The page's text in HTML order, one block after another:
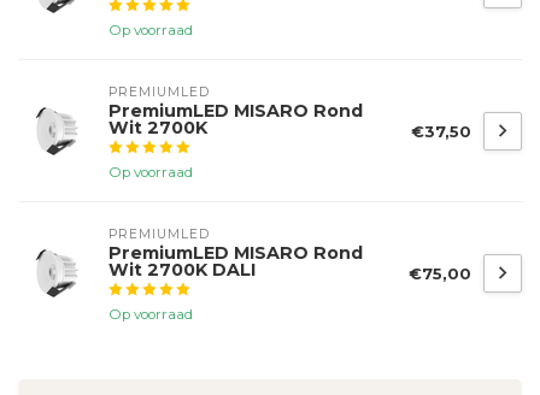
Op voorraad
PREMIUMLED
PremiumLED MISARO Rond
Wit 2700K
Op voorraad
€37,50
PREMIUMLED
PremiumLED MISARO Rond
Wit 2700K DALI
Op voorraad
€75,00